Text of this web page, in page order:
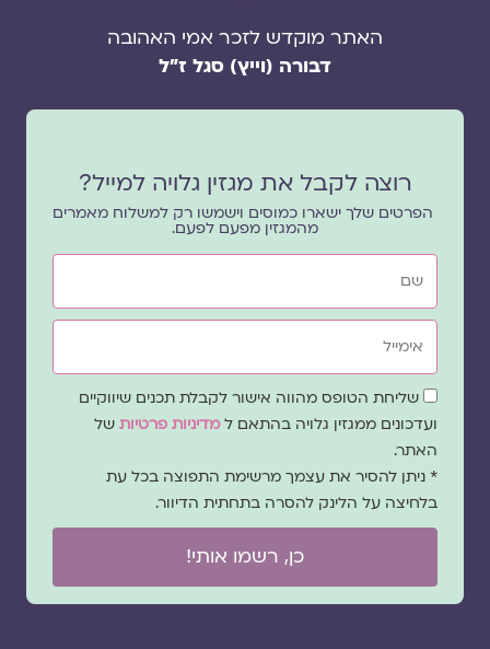
האתר מוקדש לזכר אמי האהובה
דבורה (וייץ) סגל ז"ל
רוצה לקבל את מגזין גלויה למייל?
הפרטים שלך ישארו כמוסים וישמשו רק למשלוח מאמרים
מהמגזין מפעם לפעם.
שם
אימייל
שדה
הסכמה
שליחת הטופס מהווה אישור לקבלת תכנים שיווקיים
ועדכונים ממגזין גלויה בהתאם ל מדיניות פרטיותשל
האתר.
* ניתן להסיר את עצמך מרשימת התפוצה בכל עת
בלחיצה על הלינק להסרה בתחתית הדיוור.
כן, רשמו אותי!